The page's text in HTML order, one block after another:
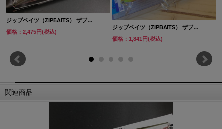
ジップベイツ（ZIPBAITS） ザブ…
価格：2,475円(税込)
ジップベイツ（ZIPBAITS） ザブ…
価格：1,841円(税込)
関連商品